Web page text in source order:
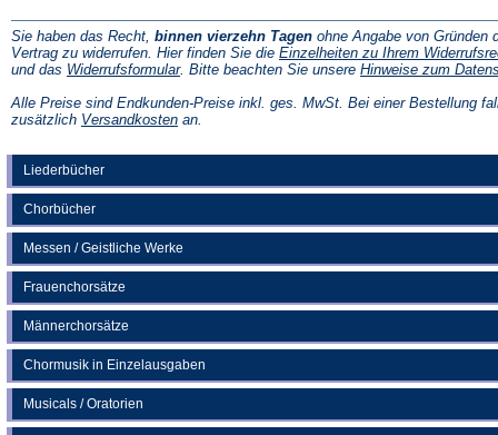
Liederbücher
Chorbücher
Messen / Geistliche Werke
Frauenchorsätze
Männerchorsätze
Chormusik in Einzelausgaben
Musicals / Oratorien
Sie haben das Recht, binnen vierzehn Tagen ohne Angabe von Gründen
Vertrag zu widerrufen. Hier finden Sie die Einzelheiten zu Ihrem
und das Widerrufsformular(Öffnet
einem
neuen
. Bitte beachten Sie unsere Hinweise zum
Alle Preise sind Endkunden-Preise inkl. ges. MwSt. Bei einer Bestellung
zusätzlich Versandkosten(Öffnet
an.